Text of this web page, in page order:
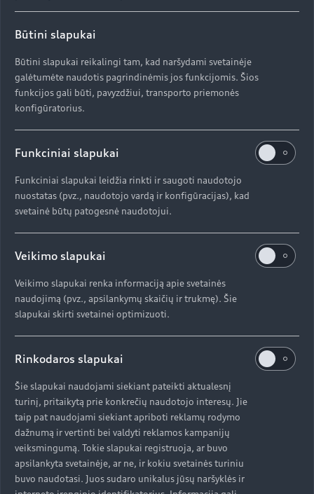
NEDC ir WLTP.
Nuo 2017 m. rudens automobiliams skirtus
NEDC laboratorinius bandymus pakeis WLTP.
Naujieji bandymų parametrai užtikrins
tikroviškesnes ir didesnes vertes. Čia
perskaitysite, kuo šios procedūros skiriasi
praktiškai.
Sužinokite daugiau
NEDC
WLTP
WLTP procedūra iš naujo apibrėžia degalų
sąnaudoms ir išmetamų išlakų nustatymui
naudojamus parametrus. Privalumai iš pirmo
žvilgsnio:
Būtini slapukai
Būtini slapukai reikalingi tam, kad naršydami svetainėje
galėtumėte naudotis pagrindinėmis jos funkcijomis. Šios
funkcijos gali būti, pavyzdžiui, transporto priemonės
konfigūratorius.
Funkciniai slapukai
Funkciniai slapukai leidžia rinkti ir saugoti naudotojo
nuostatas (pvz., naudotojo vardą ir konfigūracijas), kad
svetainė būtų patogesnė naudotojui.
Veikimo slapukai
Veikimo slapukai renka informaciją apie svetainės
naudojimą (pvz., apsilankymų skaičių ir trukmę). Šie
slapukai skirti svetainei optimizuoti.
Rinkodaros slapukai
Šie slapukai naudojami siekiant pateikti aktualesnį
turinį, pritaikytą prie konkrečių naudotojo interesų. Jie
taip pat naudojami siekiant apriboti reklamų rodymo
dažnumą ir vertinti bei valdyti reklamos kampanijų
veiksmingumą. Tokie slapukai registruoja, ar buvo
apsilankyta svetainėje, ar ne, ir kokiu svetainės turiniu
buvo naudotasi. Juos sudaro unikalus jūsų naršyklės ir